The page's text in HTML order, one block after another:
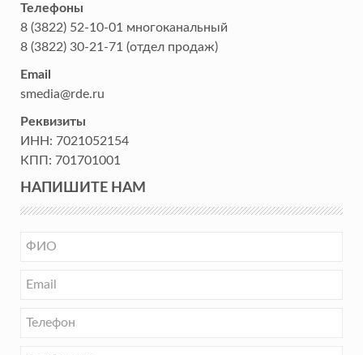
Телефоны
8 (3822) 52-10-01 многоканальный
8 (3822) 30-21-71 (отдел продаж)
Email
smedia@rde.ru
Реквизиты
ИНН: 7021052154
КПП: 701701001
НАПИШИТЕ НАМ